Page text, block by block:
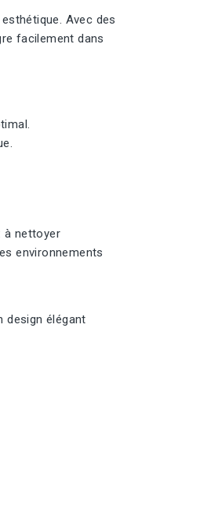
Avec des
facilement dans
à nettoyer
environnements
design élégant